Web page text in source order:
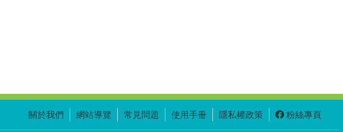
關於我們 網站導覽 常見問題 使用手冊 隱私權政策 粉絲專頁